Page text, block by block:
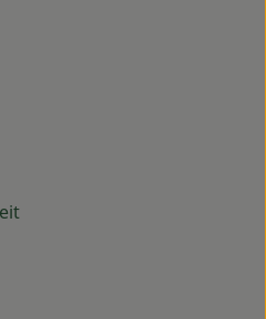
www.instagram.com/
www.facebook.com/